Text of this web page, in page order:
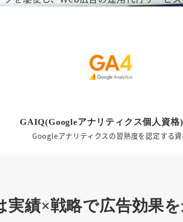
GAIQ(Googleアナリティクス個人資格
Googleアナリティクスの習熟度を認定する
実績×戦略で広告効果を